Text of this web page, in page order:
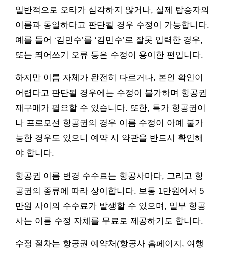
일반적으로 오타가 심각하지 않거나, 실제 탑승자의
이름과 동일하다고 판단될 경우 수정이 가능합니다.
예를 들어 ‘김민수’를 ‘김민수’로 잘못 입력한 경우,
또는 띄어쓰기 오류 등은 수정이 용이한 편입니다.
하지만 이름 자체가 완전히 다르거나, 본인 확인이
어렵다고 판단될 경우에는 수정이 불가하며 항공권
재구매가 필요할 수 있습니다. 또한, 특가 항공권이
나 프로모션 항공권의 경우 이름 수정이 아예 불가
능한 경우도 있으니 예약 시 약관을 반드시 확인해
야 합니다.
항공권 이름 변경 수수료는 항공사마다, 그리고 항
공권의 종류에 따라 상이합니다. 보통 1만원에서 5
만원 사이의 수수료가 발생할 수 있으며, 일부 항공
사는 이름 수정 자체를 무료로 제공하기도 합니다.
수정 절차는 항공권 예약처(항공사 홈페이지, 여행